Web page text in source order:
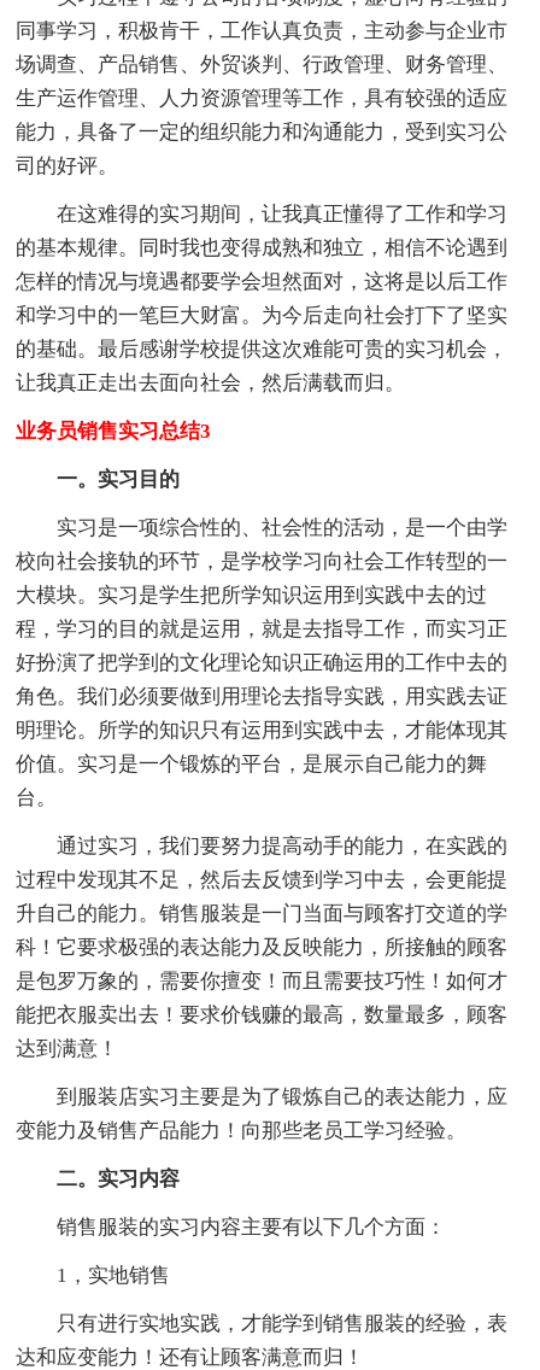
同事学习，积极肯干，工作认真负责，主动参与企业市
场调查、产品销售、外贸谈判、行政管理、财务管理、
生产运作管理、人力资源管理等工作，具有较强的适应
能力，具备了一定的组织能力和沟通能力，受到实习公
司的好评。
在这难得的实习期间，让我真正懂得了工作和学习
的基本规律。同时我也变得成熟和独立，相信不论遇到
怎样的情况与境遇都要学会坦然面对，这将是以后工作
和学习中的一笔巨大财富。为今后走向社会打下了坚实
的基础。最后感谢学校提供这次难能可贵的实习机会，
让我真正走出去面向社会，然后满载而归。
业务员销售实习总结3
一。实习目的
实习是一项综合性的、社会性的活动，是一个由学
校向社会接轨的环节，是学校学习向社会工作转型的一
大模块。实习是学生把所学知识运用到实践中去的过
程，学习的目的就是运用，就是去指导工作，而实习正
好扮演了把学到的文化理论知识正确运用的工作中去的
角色。我们必须要做到用理论去指导实践，用实践去证
明理论。所学的知识只有运用到实践中去，才能体现其
价值。实习是一个锻炼的平台，是展示自己能力的舞
台。
通过实习，我们要努力提高动手的能力，在实践的
过程中发现其不足，然后去反馈到学习中去，会更能提
升自己的能力。销售服装是一门当面与顾客打交道的学
科！它要求极强的表达能力及反映能力，所接触的顾客
是包罗万象的，需要你擅变！而且需要技巧性！如何才
能把衣服卖出去！要求价钱赚的最高，数量最多，顾客
达到满意！
到服装店实习主要是为了锻炼自己的表达能力，应
变能力及销售产品能力！向那些老员工学习经验。
二。实习内容
销售服装的实习内容主要有以下几个方面：
1，实地销售
只有进行实地实践，才能学到销售服装的经验，表
达和应变能力！还有让顾客满意而归！